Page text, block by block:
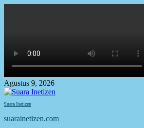
Agustus 9, 2026
Suara Inetizen
suarainetizen.com